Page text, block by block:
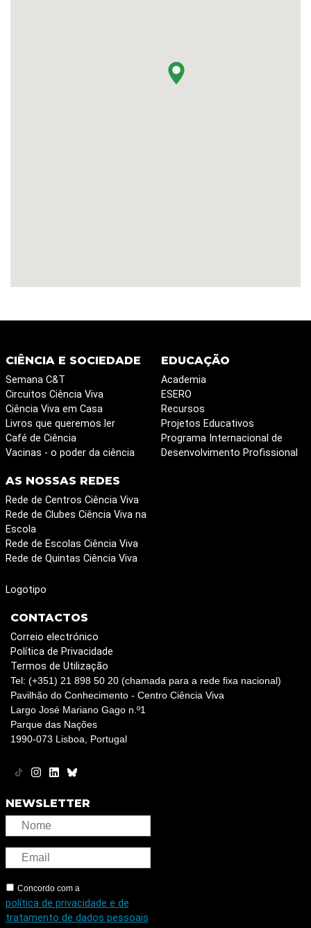
CIÊNCIA E SOCIEDADE
Semana C&T
Circuitos Ciência Viva
Ciência Viva em Casa
Livros que queremos ler
Café de Ciência
Vacinas - o poder da ciência
EDUCAÇÃO
Academia
ESERO
Recursos
Projetos Educativos
Programa Internacional de
Desenvolvimento Profissional
AS NOSSAS REDES
Rede de Centros Ciência Viva
Rede de Clubes Ciência Viva na
Escola
Rede de Escolas Ciência Viva
Rede de Quintas Ciência Viva
Logotipo
CONTACTOS
Correio electrónico
Política de Privacidade
Termos de Utilização
Tel: (+351) 21 898 50 20 (chamada para a rede fixa nacional)
Pavilhão do Conhecimento - Centro Ciência Viva
Largo José Mariano Gago n.º1
Parque das Nações
1990-073 Lisboa, Portugal
NEWSLETTER
Concordo com a
política de privacidade e de
tratamento de dados pessoais